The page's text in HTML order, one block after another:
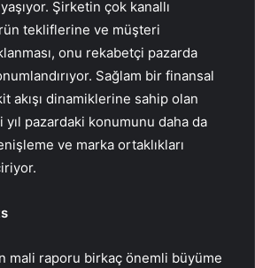
Şirketin çok kanallı
tekliflerine ve müşteri
onu rekabetçi pazarda
Sağlam bir finansal
akışı dinamiklerine sahip olan
pazardaki konumunu daha da
ve marka ortaklıkları
mali raporu birkaç önemli büyüme